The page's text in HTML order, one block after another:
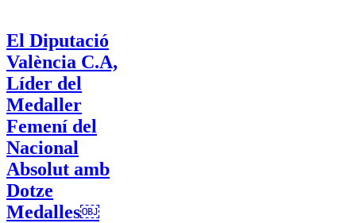
El Diputació
València C.A,
Líder del
Medaller
Femení del
Nacional
Absolut amb
Dotze
Medalles￼